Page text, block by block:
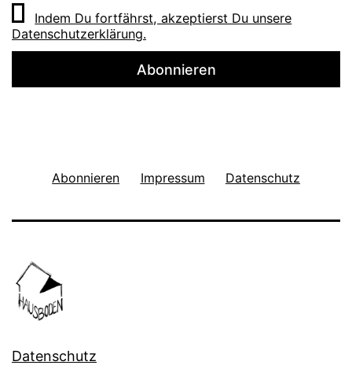
Indem Du fortfährst, akzeptierst Du unsere
Datenschutzerklärung.
Abonnieren Impressum Datenschutz
Datenschutz